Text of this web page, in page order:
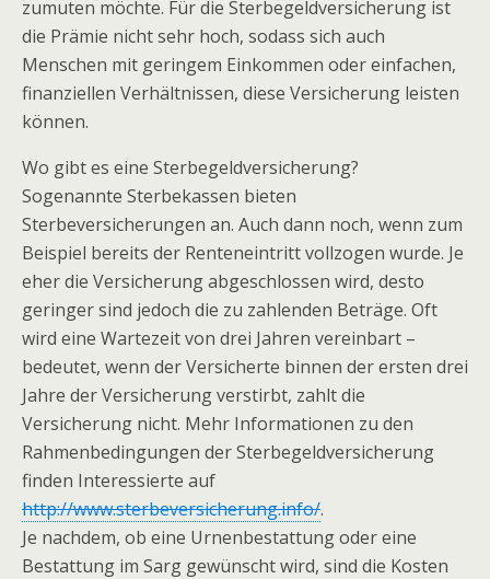
zumuten möchte. Für die Sterbegeldversicherung ist
die Prämie nicht sehr hoch, sodass sich auch
Menschen mit geringem Einkommen oder einfachen,
finanziellen Verhältnissen, diese Versicherung leisten
können.
Wo gibt es eine Sterbegeldversicherung?
Sogenannte Sterbekassen bieten
Sterbeversicherungen an. Auch dann noch, wenn zum
Beispiel bereits der Renteneintritt vollzogen wurde. Je
eher die Versicherung abgeschlossen wird, desto
geringer sind jedoch die zu zahlenden Beträge. Oft
wird eine Wartezeit von drei Jahren vereinbart –
bedeutet, wenn der Versicherte binnen der ersten drei
Jahre der Versicherung verstirbt, zahlt die
Versicherung nicht. Mehr Informationen zu den
Rahmenbedingungen der Sterbegeldversicherung
finden Interessierte auf
http://www.sterbeversicherung.info/.
Je nachdem, ob eine Urnenbestattung oder eine
Bestattung im Sarg gewünscht wird, sind die Kosten